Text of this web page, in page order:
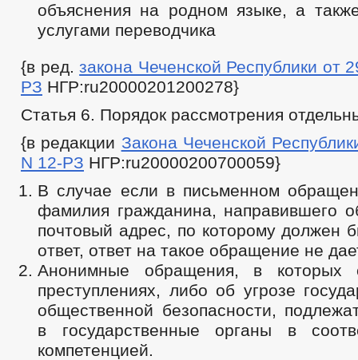
объяснения на родном языке, а
услугами переводчика
{в ред.закона Чеченской Республики от
РЗ НГР:ru20000201200278}
Статья 6. Порядок рассмотрения
{в редакции Закона Чеченской
N 12-РЗ НГР:ru20000200700059}
В случае если в письменном
фамилия гражданина, направившего
почтовый адрес, по которому должен
ответ, ответ на такое обращение не
Анонимные обращения, в которых
преступлениях, либо об угрозе
общественной безопасности,
в государственные органы в
компетенцией.